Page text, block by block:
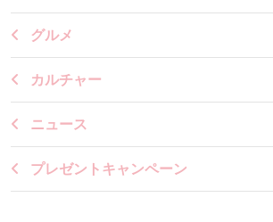
グルメ
カルチャー
ニュース
プレゼントキャンペーン